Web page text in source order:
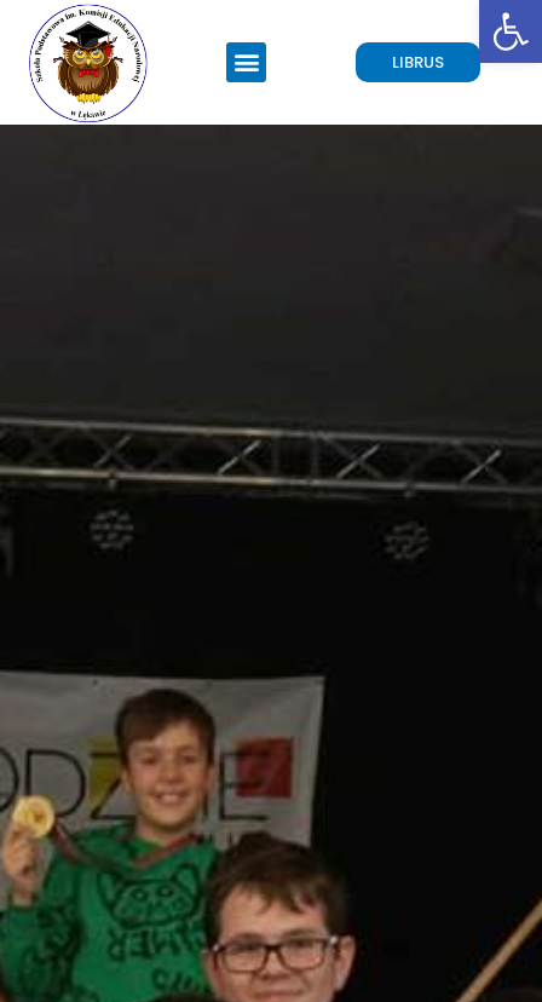
LIBRUS